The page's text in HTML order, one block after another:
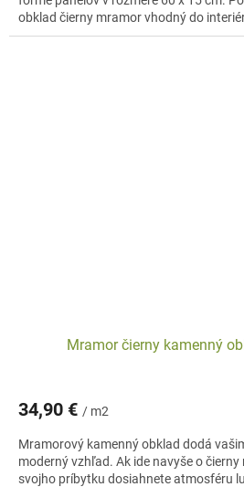
obklad čierny mramor vhodný do
Mramor čierny kamenný
34,90 € / m2
Mramorový kamenný obklad dodá
moderný vzhľad. Ak ide navyše o
svojho príbytku dosiahnete atmosféru